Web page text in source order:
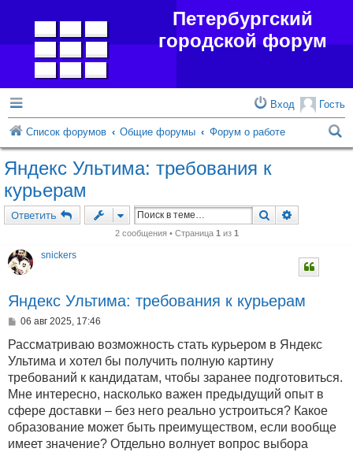
Петербургский
городской форум
Гость
Вход
Список форумов Общие форумы Форум о работе
о
Яндекс Ультима: требования к
курьерам
Ответить Поиск
2 сообщения • Страница 1 из 1
snickers
Яндекс Ультима: требования к курьерам
С
о
щ
е
н
и
е
06 авг 2025, 17:46
Рассматриваю возможность стать курьером в Яндекс
Ультима и хотел бы получить полную картину
требований к кандидатам, чтобы заранее подготовиться.
Мне интересно, насколько важен предыдущий опыт в
сфере доставки – без него реально устроиться? Какое
образование может быть преимуществом, если вообще
имеет значение? Отдельно волнует вопрос выбора